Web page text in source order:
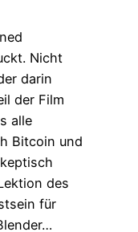
Nicht
darin
der Film
alle
Bitcoin und
des
für